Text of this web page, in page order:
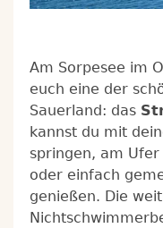
Am Sorpesee im
euch eine der
Sauerland: das
kannst du mit
springen, am
oder einfach
genießen. Die